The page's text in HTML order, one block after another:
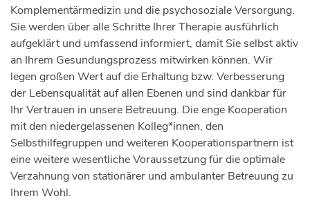
Komplementärmedizin und die psychosoziale Versorgung.
Sie werden über alle Schritte Ihrer Therapie ausführlich
aufgeklärt und umfassend informiert, damit Sie selbst aktiv
an Ihrem Gesundungsprozess mitwirken können. Wir
legen großen Wert auf die Erhaltung bzw. Verbesserung
der Lebensqualität auf allen Ebenen und sind dankbar für
Ihr Vertrauen in unsere Betreuung. Die enge Kooperation
mit den niedergelassenen Kolleg*innen, den
Selbsthilfegruppen und weiteren Kooperationspartnern ist
eine weitere wesentliche Voraussetzung für die optimale
Verzahnung von stationärer und ambulanter Betreuung zu
Ihrem Wohl.